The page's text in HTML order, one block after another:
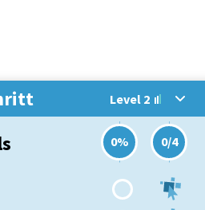
Level 2
0% 0/4